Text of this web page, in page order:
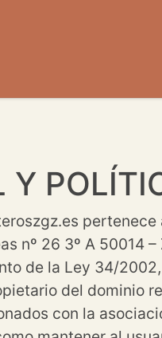
Y
nº 26 3º A 50014 –
de la Ley 34/
del dominio
con la